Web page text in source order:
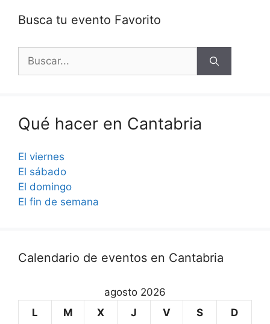
Busca tu evento Favorito
Buscar:
Qué hacer en Cantabria
El viernes
El sábado
El domingo
El fin de semana
Calendario de eventos en Cantabria
agosto 2026
L
M X J V S D